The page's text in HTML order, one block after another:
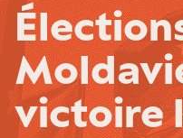
victoire